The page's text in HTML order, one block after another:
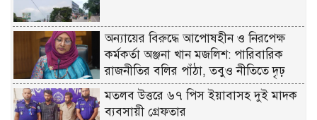
অন্যায়ের বিরুদ্ধে আপোষহীন ও নিরপেক্ষ
কর্মকর্তা অঞ্জনা খান মজলিশ: পারিবারিক
রাজনীতির বলির পাঁঠা, তবুও নীতিতে দৃঢ়
মতলব উত্তরে ৬৭ পিস ইয়াবাসহ দুই মাদক
ব্যবসায়ী গ্রেফতার